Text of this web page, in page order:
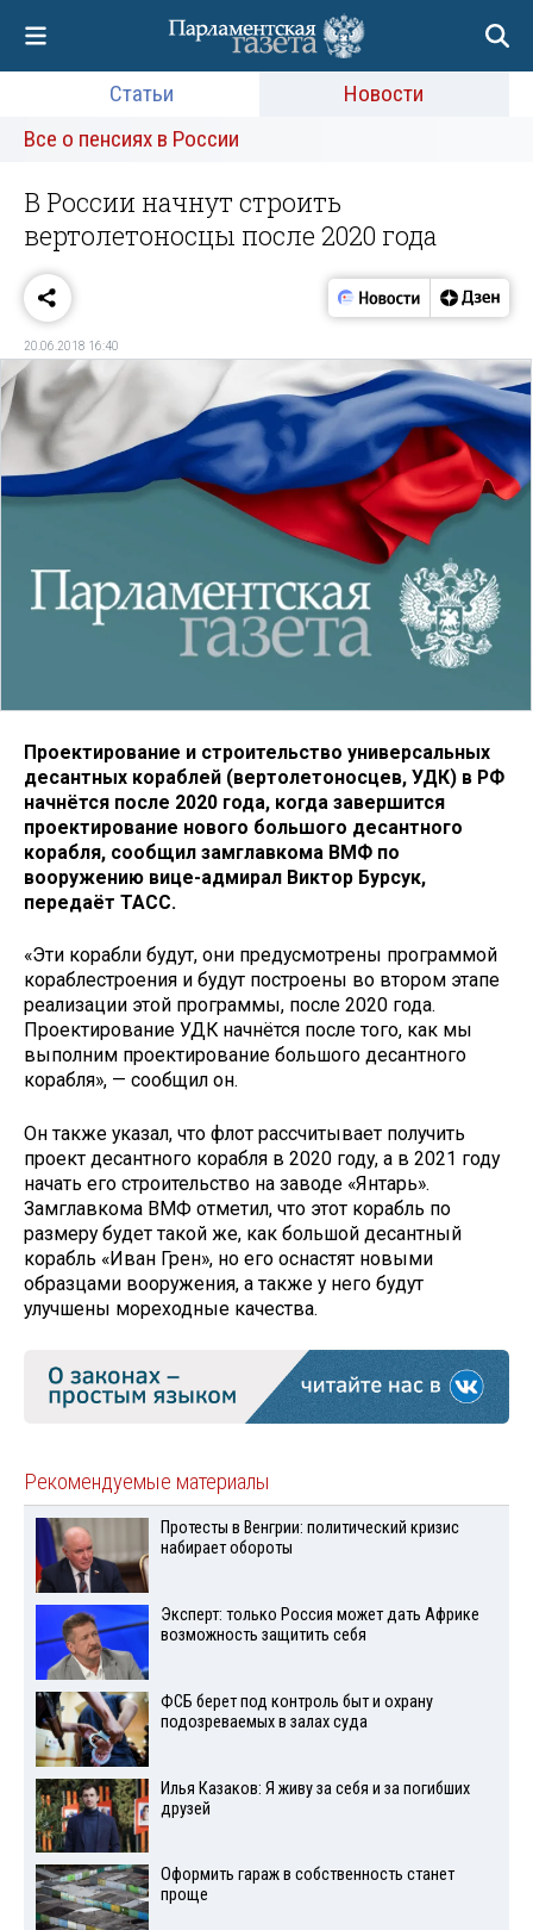
Статьи
Новости
Все о пенсиях в России
В России начнут строить
вертолетоносцы после 2020 года
20.06.2018 16:40
Проектирование и строительство универсальных
десантных кораблей (вертолетоносцев, УДК) в РФ
начнётся после 2020 года, когда завершится
проектирование нового большого десантного
корабля, сообщил замглавкома ВМФ по
вооружению вице-адмирал Виктор Бурсук,
передаёт ТАСС.
«Эти корабли будут, они предусмотрены программой
кораблестроения и будут построены во втором этапе
реализации этой программы, после 2020 года.
Проектирование УДК начнётся после того, как мы
выполним проектирование большого десантного
корабля», — сообщил он.
Он также указал, что флот рассчитывает получить
проект десантного корабля в 2020 году, а в 2021 году
начать его строительство на заводе «Янтарь».
Замглавкома ВМФ отметил, что этот корабль по
размеру будет такой же, как большой десантный
корабль «Иван Грен», но его оснастят новыми
образцами вооружения, а также у него будут
улучшены мореходные качества.
Рекомендуемые материалы
Протесты в Венгрии: политический кризис
набирает обороты
Эксперт: только Россия может дать Африке
возможность защитить себя
ФСБ берет под контроль быт и охрану
подозреваемых в залах суда
Илья Казаков: Я живу за себя и за погибших
друзей
Оформить гараж в собственность станет
проще